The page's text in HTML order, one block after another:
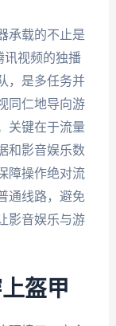
承载的不止是
讯视频的独播
，是多任务并
同仁地导向游
关键在于流量
和影音娱乐数
障操作绝对流
通线路，避免
影音娱乐与游
盔甲